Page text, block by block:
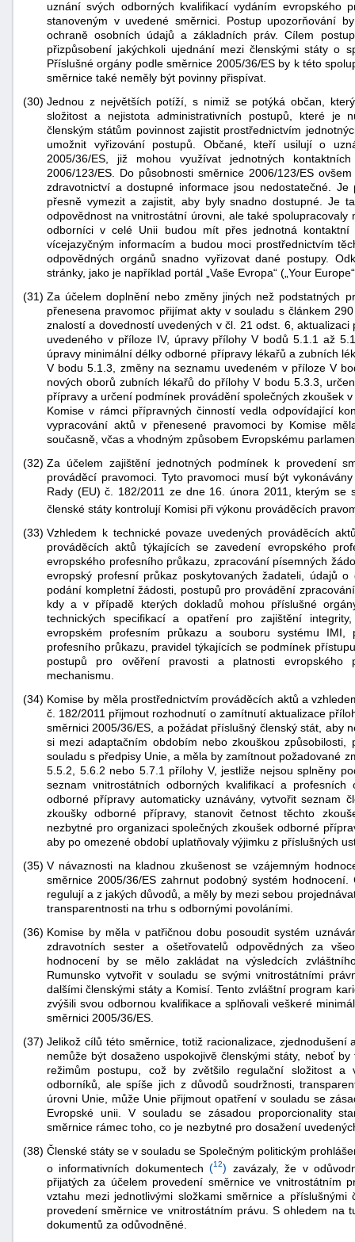
uznání svých odborných kvalifikací vydáním evropského
stanoveným v uvedené směrnici. Postup upozorňování
ochraně osobních údajů a základních práv. Cílem
přizpůsobení jakýchkoli ujednání mezi členskými státy o
Příslušné orgány podle směrnice 2005/36/ES by k této
směrnice také neměly být povinny přispívat.
(30) Jednou z největších potíží, s nimiž se potýká občan,
složitost a nejistota administrativních postupů, které je
členským státům povinnost zajistit prostřednictvím
umožnit vyřizování postupů. Občané, kteří usilují o
2005/36/ES, již mohou využívat jednotných
2006/123/ES. Do působnosti směrnice 2006/123/ES
zdravotnictví a dostupné informace jsou nedostatečné.
přesně vymezit a zajistit, aby byly snadno dostupné. Je
odpovědnost na vnitrostátní úrovni, ale také
odborníci v celé Unii budou mít přes jednotná
vícejazyčným informacím a budou moci prostřednictvím
odpovědných orgánů snadno vyřizovat dané postupy.
stránky, jako je například portál „Vaše Evropa“ („Your
(31) Za účelem doplnění nebo změny jiných než podstatných
přenesena pravomoc přijímat akty v souladu s článkem
znalostí a dovedností uvedených v čl. 21 odst. 6,
uvedeného v příloze IV, úpravy přílohy V bodů 5.1.1 až
úpravy minimální délky odborné přípravy lékařů a zubních
V bodu 5.1.3, změny na seznamu uvedeném v příloze V
nových oborů zubních lékařů do přílohy V bodu 5.3.3,
přípravy a určení podmínek provádění společných zkoušek
Komise v rámci přípravných činností vedla odpovídající
vypracování aktů v přenesené pravomoci by Komise
současně, včas a vhodným způsobem Evropskému
(32) Za účelem zajištění jednotných podmínek k provedení
prováděcí pravomoci. Tyto pravomoci musí být
Rady (EU) č. 182/2011 ze dne 16. února 2011, kterým se
členské státy kontrolují Komisi při výkonu prováděcích
(33) Vzhledem k technické povaze uvedených prováděcích
prováděcích aktů týkajících se zavedení evropského
evropského profesního průkazu, zpracování písemných
evropský profesní průkaz poskytovaných žadateli, údajů
podání kompletní žádosti, postupů pro provádění
kdy a v případě kterých dokladů mohou příslušné
technických specifikací a opatření pro zajištění
evropském profesním průkazu a souboru systému
profesního průkazu, pravidel týkajících se podmínek
postupů pro ověření pravosti a platnosti evropského
mechanismu.
(34) Komise by měla prostřednictvím prováděcích aktů a
č. 182/2011 přijmout rozhodnutí o zamítnutí aktualizace
směrnici 2005/36/ES, a požádat příslušný členský stát, aby
si mezi adaptačním obdobím nebo zkouškou
souladu s předpisy Unie, a měla by zamítnout požadované
5.5.2, 5.6.2 nebo 5.7.1 přílohy V, jestliže nejsou splněny
seznam vnitrostátních odborných kvalifikací a
odborné přípravy automaticky uznávány, vytvořit seznam
zkoušky odborné přípravy, stanovit četnost těchto
nezbytné pro organizaci společných zkoušek odborné
aby po omezené období uplatňovaly výjimku z příslušných
(35) V návaznosti na kladnou zkušenost se vzájemným
směrnice 2005/36/ES zahrnut podobný systém
regulují a z jakých důvodů, a měly by mezi sebou
transparentnosti na trhu s odbornými povoláními.
(36) Komise by měla v patřičnou dobu posoudit systém
zdravotních sester a ošetřovatelů odpovědných za
hodnocení by se mělo zakládat na výsledcích
Rumunsko vytvořit v souladu se svými vnitrostátními
dalšími členskými státy a Komisí. Tento zvláštní program
zvýšili svou odbornou kvalifikace a splňovali veškeré
směrnici 2005/36/ES.
(37) Jelikož cílů této směrnice, totiž racionalizace,
nemůže být dosaženo uspokojivě členskými státy, neboť
režimům postupu, což by zvětšilo regulační složitost a
odborníků, ale spíše jich z důvodů soudržnosti,
úrovni Unie, může Unie přijmout opatření v souladu se
Evropské unii. V souladu se zásadou proporcionality
směrnice rámec toho, co je nezbytné pro dosažení
(38) Členské státy se v souladu se Společným politickým
o informativních dokumentech (12) zavázaly, že v
přijatých za účelem provedení směrnice ve vnitrostátním
vztahu mezi jednotlivými složkami směrnice a
provedení směrnice ve vnitrostátním právu. S ohledem na
dokumentů za odůvodněné.